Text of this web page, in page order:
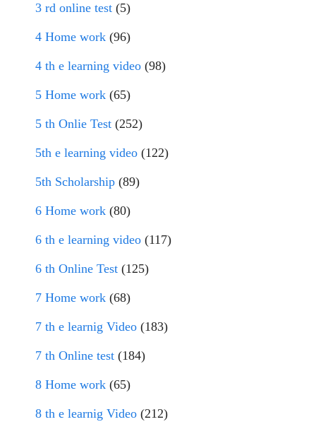
3 rd online test (5)
4 Home work (96)
4 th e learning video (98)
5 Home work (65)
5 th Onlie Test (252)
5th e learning video (122)
5th Scholarship (89)
6 Home work (80)
6 th e learning video (117)
6 th Online Test (125)
7 Home work (68)
7 th e learnig Video (183)
7 th Online test (184)
8 Home work (65)
8 th e learnig Video (212)